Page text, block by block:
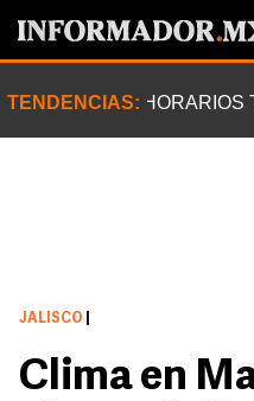
TENDENCIAS: HORARIOS
JALISCO
Clima en